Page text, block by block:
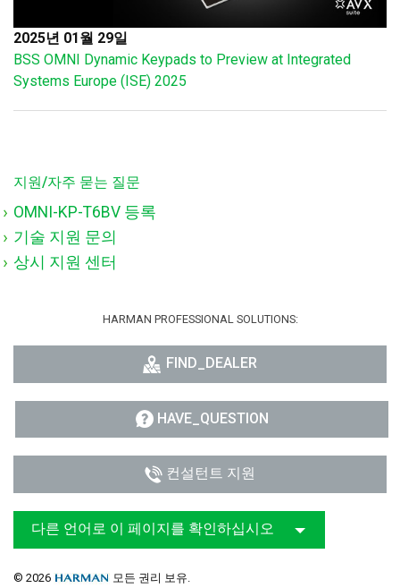
2025년 01월 29일
BSS OMNI Dynamic Keypads to Preview at Integrated
Systems Europe (ISE) 2025
지원/자주 묻는 질문
OMNI-KP-T6BV 등록
기술 지원 문의
상시 지원 센터
HARMAN PROFESSIONAL SOLUTIONS:
FIND_DEALER
HAVE_QUESTION
컨설턴트 지원
다른 언어로 이 페이지를 확인하십시오
© 2026 모든 권리 보유.